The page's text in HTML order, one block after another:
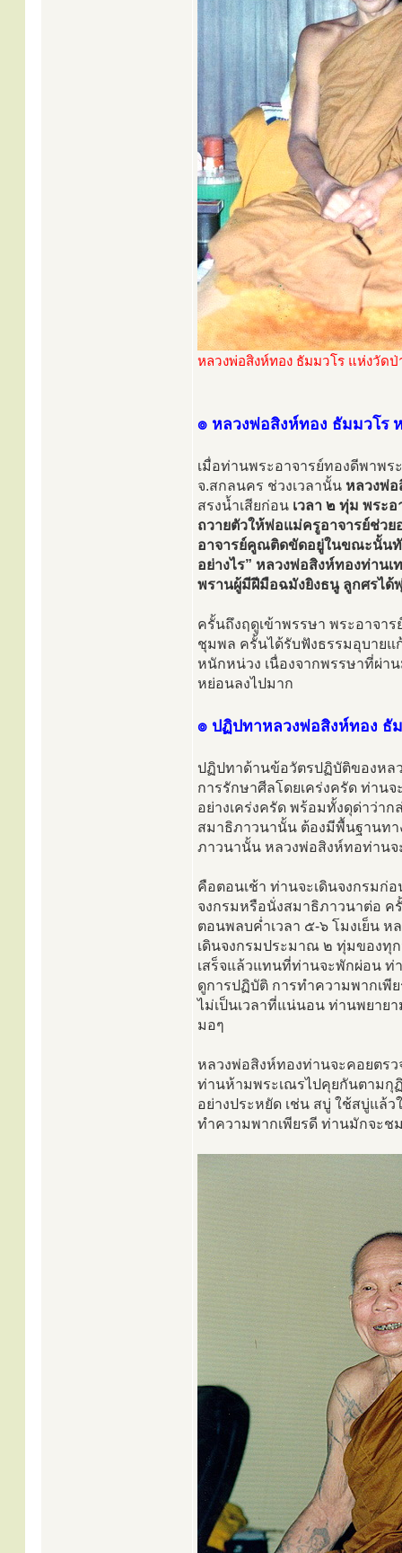
หลวงพ่อสิงห์ทอง ธัมมวโร แห่งวัด
๏ หลวงพ่อสิงห์ทอง ธัมมวโร
เมื่อท่านพระอาจารย์ทองดีพาพ
จ.สกลนคร ช่วงเวลานั้น หลวงพ่อ
สรงน้ำเสียก่อน เวลา ๒ ทุ่ม พระ
ถวายตัวให้พ่อแม่ครูอาจารย์ช่วย
อาจารย์คูณติดขัดอยู่ในขณะนั้นทั
อย่างไร” หลวงพ่อสิงห์ทองท่าน
พรานผู้มีฝีมือฉมังยิงธนู ลูกศรได้
ครั้นถึงฤดูเข้าพรรษา พระอาจา
ชุมพล ครั้นได้รับฟังธรรมอุบายแ
หนักหน่วง เนื่องจากพรรษาที่ผ่า
หย่อนลงไปมาก
๏ ปฏิปทาหลวงพ่อสิงห์ทอง ธั
ปฏิปทาด้านข้อวัตรปฏิบัติของหล
การรักษาศีลโดยเคร่งครัด ท่าน
อย่างเคร่งครัด พร้อมทั้งดุด่าว่า
สมาธิภาวนานั้น ต้องมีพื้นฐานทา
ภาวนานั้น หลวงพ่อสิงห์ทอท่านจ
คือตอนเช้า ท่านจะเดินจงกรมก่
จงกรมหรือนั่งสมาธิภาวนาต่อ ค
ตอนพลบค่ำเวลา ๕-๖ โมงเย็น ห
เดินจงกรมประมาณ ๒ ทุ่มของทุก
เสร็จแล้วแทนที่ท่านจะพักผ่อน ท่
ดูการปฏิบัติ การทำความพากเพี
ไม่เป็นเวลาที่แน่นอน ท่านพยาย
มอๆ
หลวงพ่อสิงห์ทองท่านจะคอยตรว
ท่านห้ามพระเณรไปคุยกันตามกุ
อย่างประหยัด เช่น สบู่ ใช้สบู่แล้ว
ทำความพากเพียรดี ท่านมักจะช